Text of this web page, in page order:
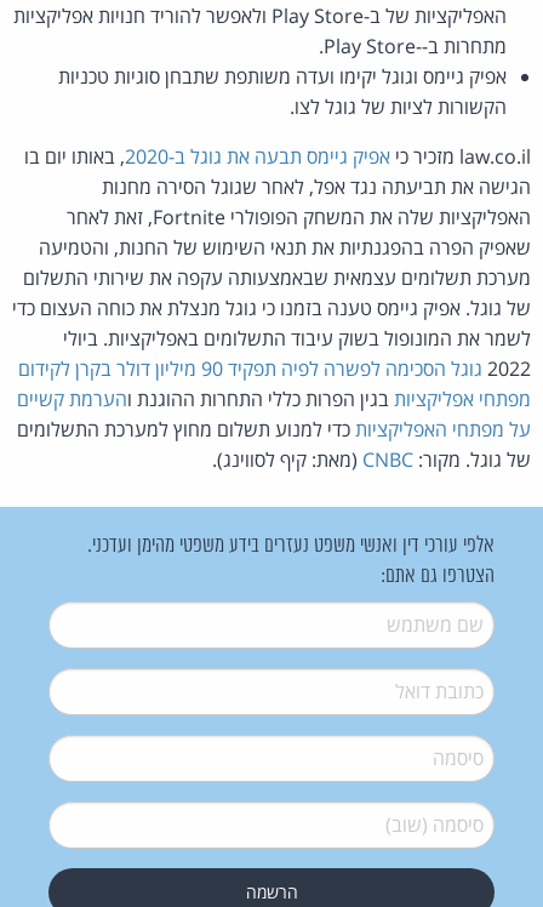
האפליקציות של ב-Play Store ולאפשר להוריד חנויות אפליקציות
מתחרות ב--Play Store.
אפיק גיימס וגוגל יקימו ועדה משותפת שתבחן סוגיות טכניות
הקשורות לציות של גוגל לצו.
law.co.il מזכיר כי
אפיק גיימס תבעה את גוגל ב-2020
, באותו יום בו
הגישה את תביעתה נגד אפל, לאחר שגוגל הסירה מחנות
האפליקציות שלה את המשחק הפופולרי Fortnite, זאת לאחר
שאפיק הפרה בהפגנתיות את תנאי השימוש של החנות, והטמיעה
מערכת תשלומים עצמאית שבאמצעותה עקפה את שירותי התשלום
של גוגל. אפיק גיימס טענה בזמנו כי גוגל מנצלת את כוחה העצום כדי
לשמר את המונופול בשוק עיבוד התשלומים באפליקציות. ביולי
2022
גוגל הסכימה לפשרה לפיה תפקיד 90 מיליון דולר בקרן לקידום
מפתחי אפליקציותבגין הפרות כללי התחרות ההוגנת והערמת קשיים
על מפתחי האפליקציותכדי למנוע תשלום מחוץ למערכת התשלומים
של גוגל. מקור: CNBC (מאת: קיף לסווינג).
אלפי עורכי דין ואנשי משפט נעזרים בידע משפטי מהימן ועדכני.
הצטרפו גם אתם:
שם משתמש*
דואל*
סיסמה*
סיסמה (שוב)*